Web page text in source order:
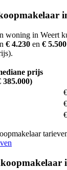
woning in Weert
€ 4.230 en € 5.500
prijs
385.000)